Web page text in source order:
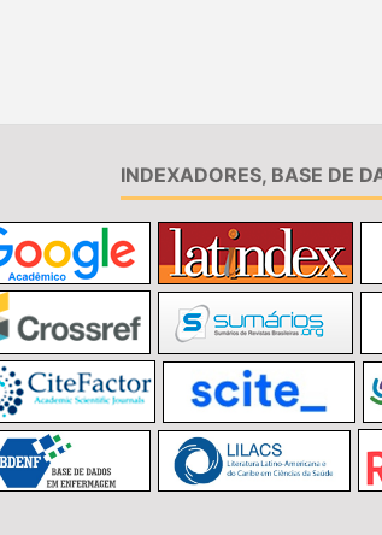
INDEXADORES, BASE DE